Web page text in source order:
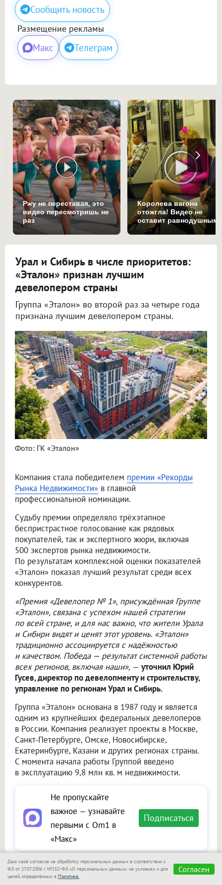
Сообщить новость
Размещение рекламы
Макс Телеграм
i
Ржу не переставая, это
видео пересмотришь не
раз
Королева вагона
отожгла! Видео не
оставит равнодушным
Урал и Сибирь в числе приоритетов:
«Эталон» признан лучшим
девелопером страны
Группа «Эталон» во второй раз за четыре года
признана лучшим девелопером страны.
Фото: ГК «Эталон»
Компания стала победителем премии «Рекорды
Рынка Недвижимости» в главной
профессиональной номинации.
Судьбу премии определяло трёхэтапное
беспристрастное голосование как рядовых
покупателей, так и экспертного жюри, включая
500 экспертов рынка недвижимости.
По результатам комплексной оценки показателей
«Эталон» показал лучший результат среди всех
конкурентов.
«Премия «Девелопер № 1», присуждённая Группе
«Эталон», связана с успехом нашей стратегии
по всей стране, и для нас важно, что жители Урала
и Сибири видят и ценят этот уровень. «Эталон»
традиционно ассоциируется с надёжностью
и качеством. Победа — результат системной работы
всех регионов, включая наши», — уточнил Юрий
Гусев, директор по девелопменту и строительству,
управление по регионам Урал и Сибирь.
Группа «Эталон» основана в 1987 году и является
одним из крупнейших федеральных девелоперов
в России. Компания реализует проекты в Москве,
Санкт-Петербурге, Омске, Новосибирске,
Екатеринбурге, Казани и других регионах страны.
С момента начала работы Группой введено
в эксплуатацию 9,8 млн кв. м недвижимости.
Не пропускайте
важное — узнавайте
первыми с Om1 в
«Макс»
Подписаться
Сообщить новость
Даю своё согласие на обработку персональных данных в соответствии с
ФЗ от 27.07.2006 г. №152-ФЗ «О персональных данных» на условиях и для
целей, определённых в Политике.
Согласен